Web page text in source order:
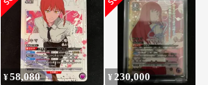
ソーマン ID P578
¥58,080 ¥ 230,000